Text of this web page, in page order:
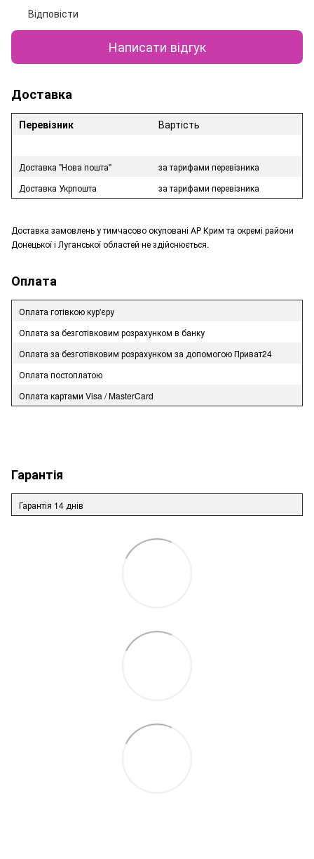
Відповісти
Написати відгук
Доставка
Перевізник Вартість
Доставка "Нова пошта"
за тарифами перевізника
Доставка Укрпошта
за тарифами перевізника
Доставка замовлень у тимчасово окуповані АР Крим та окремі райони
Донецької і Луганської областей не здійснюється.
Оплата
Оплата готівкою кур'єру
Оплата за безготівковим розрахунком в банку
Оплата за безготівковим розрахунком за допомогою Приват24
Оплата постоплатою
Оплата картами Visa / MasterCard
Гарантія
Гарантія 14 днів